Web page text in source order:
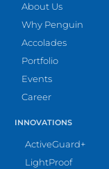
About Us
Why Penguin
Accolades
Portfolio
Events
Career
INNOVATIONS
ActiveGuard+
LightProof